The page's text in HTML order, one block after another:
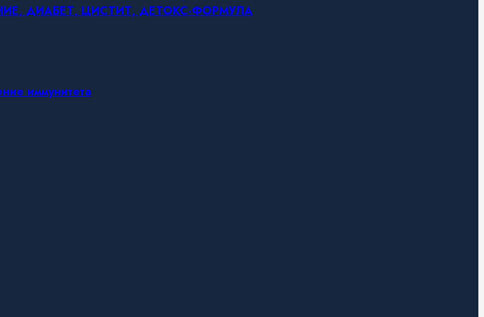
ДИАБЕТ, ЦИСТИТ, ДЕТОКС-ФОРМУЛА
иммунитета